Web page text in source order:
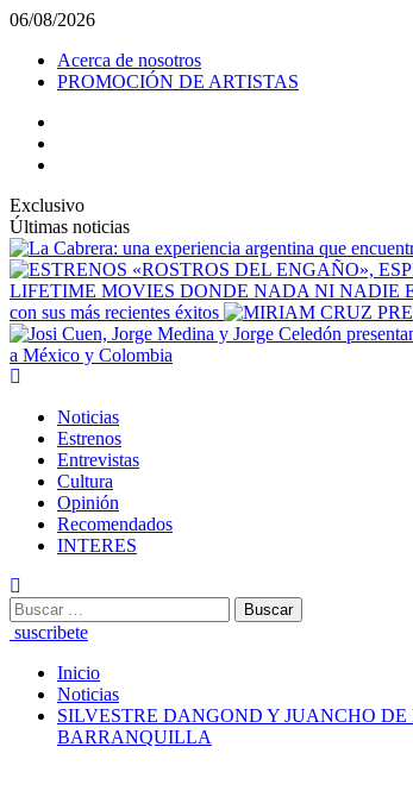
Saltar
contenido
06/08/2026
Acerca de nosotros
PROMOCIÓN DE ARTISTAS
Exclusivo
Últimas noticias
LIFETIME MOVIES DONDE NADA NI NADIE
con sus más recientes éxitos
a México y Colombia
Noticias
Estrenos
Entrevistas
Cultura
Opinión
Recomendados
INTERES
Buscar:
suscribete
Inicio
Noticias
SILVESTRE DANGOND Y JUANCHO
BARRANQUILLA